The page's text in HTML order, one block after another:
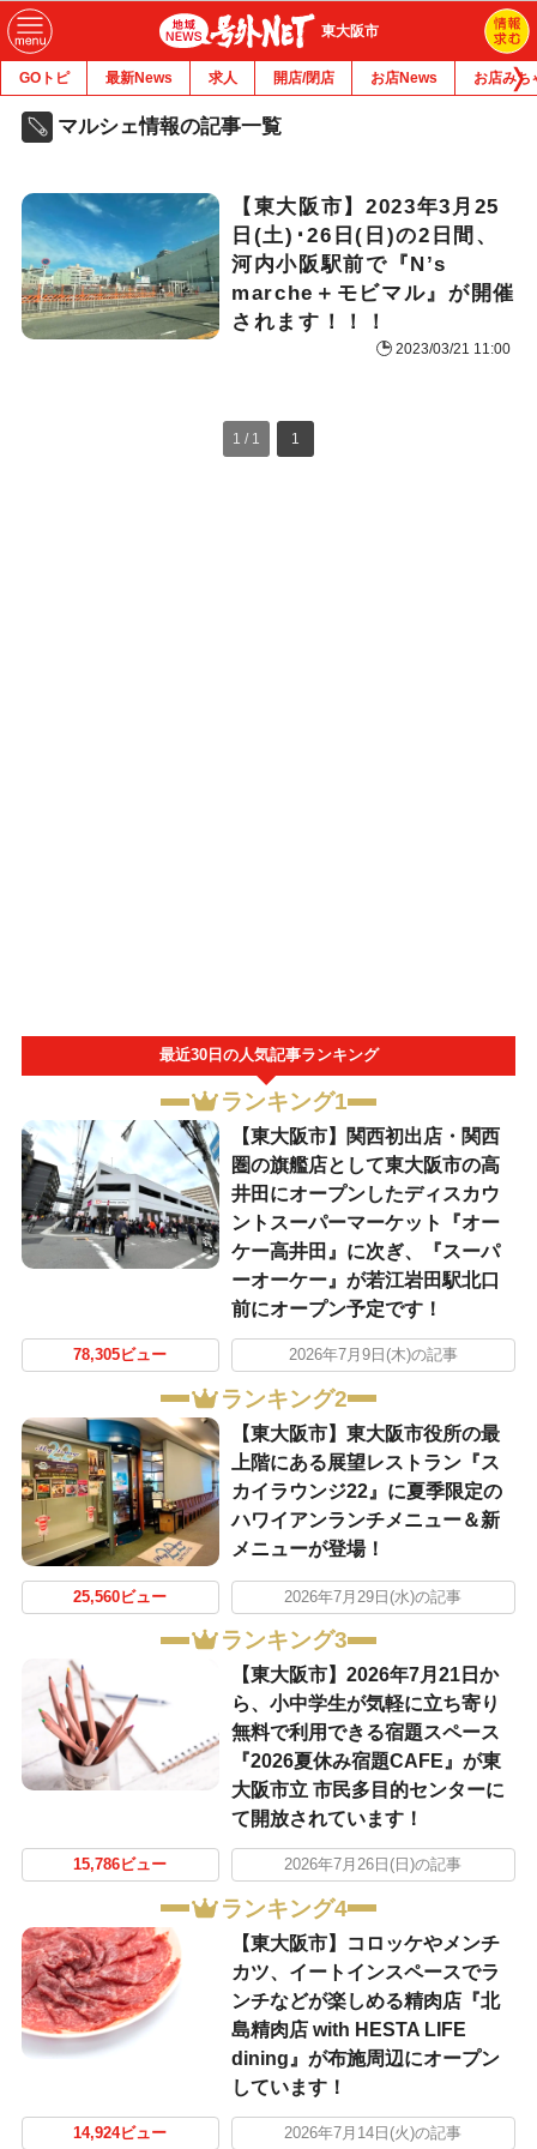
東大阪市
GOトピ 最新News 求人 開店/閉店 お店News お店みち
マルシェ情報の記事一覧
【東大阪市】2023年3月25
日(土)･26日(日)の2日間、
河内小阪駅前で『N’s
marche＋モビマル』が開催
されます！！！
2023/03/21 11:00
1 / 1 1
最近30日の人気記事ランキング
ランキング1
【東大阪市】関西初出店・関西
圏の旗艦店として東大阪市の高
井田にオープンしたディスカウ
ントスーパーマーケット『オー
ケー高井田』に次ぎ、『スーパ
ーオーケー』が若江岩田駅北口
前にオープン予定です！
78,305ビュー 2026年7月9日(木)の記事
ランキング2
【東大阪市】東大阪市役所の最
上階にある展望レストラン『ス
カイラウンジ22』に夏季限定の
ハワイアンランチメニュー＆新
メニューが登場！
25,560ビュー 2026年7月29日(水)の記事
ランキング3
【東大阪市】2026年7月21日か
ら、小中学生が気軽に立ち寄り
無料で利用できる宿題スペース
『2026夏休み宿題CAFE』が東
大阪市立 市民多目的センターに
て開放されています！
15,786ビュー 2026年7月26日(日)の記事
ランキング4
【東大阪市】コロッケやメンチ
カツ、イートインスペースでラ
ンチなどが楽しめる精肉店『北
島精肉店 with HESTA LIFE
dining』が布施周辺にオープン
しています！
14,924ビュー 2026年7月14日(火)の記事